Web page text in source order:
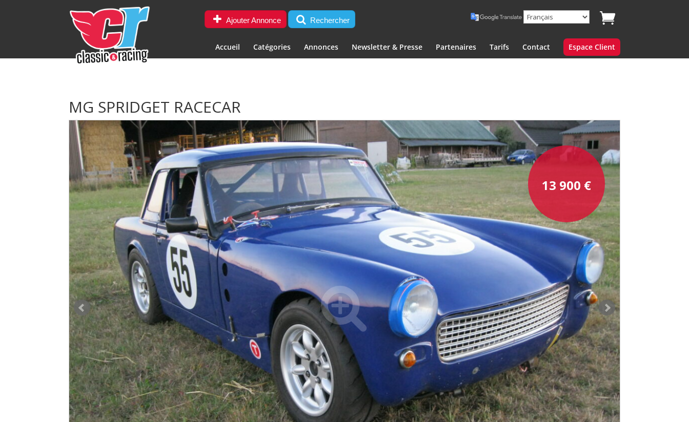
Ajouter Annonce Rechercher
Accueil Catégories Annonces Newsletter & Presse Partenaires Tarifs Contact Espace Client
MG SPRIDGET RACECAR
13 900 €